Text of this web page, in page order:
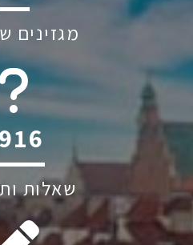
מגזינים
שאלות